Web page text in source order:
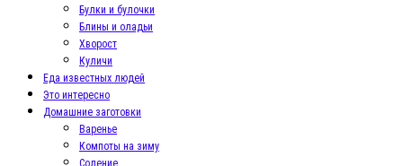
Булки и булочки
Блины и оладьи
Хворост
Куличи
Еда известных людей
Это интересно
Домашние заготовки
Варенье
Компоты на зиму
Соление